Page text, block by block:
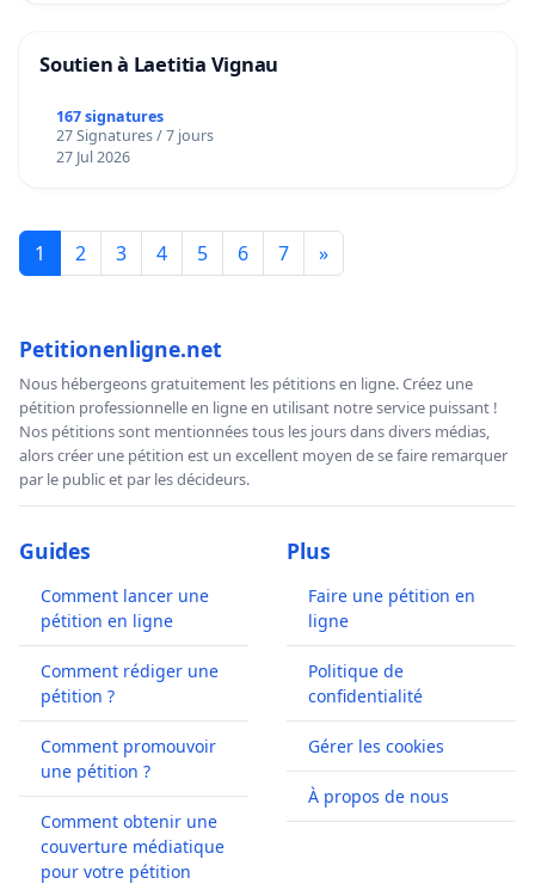
Soutien à Laetitia Vignau
167 signatures
27 Signatures / 7 jours
27 Jul 2026
1 2 3 4 5 6 7 »
Petitionenligne.net
Nous hébergeons gratuitement les pétitions en ligne. Créez une
pétition professionnelle en ligne en utilisant notre service puissant !
Nos pétitions sont mentionnées tous les jours dans divers médias,
alors créer une pétition est un excellent moyen de se faire remarquer
par le public et par les décideurs.
Guides
Comment lancer une
pétition en ligne
Comment rédiger une
pétition ?
Comment promouvoir
une pétition ?
Comment obtenir une
couverture médiatique
pour votre pétition
Plus
Faire une pétition en
ligne
Politique de
confidentialité
Gérer les cookies
À propos de nous